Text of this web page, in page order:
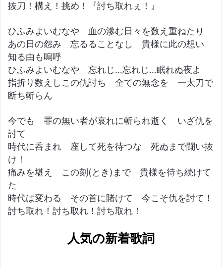
抜刀！構え！挑め！『討ち取れぇ！』
ひふみよいむなや 血の滲む日々を数え重ねたり
あの日の怨み 忘るることなし 貴様に此の想い
知る由も嗚呼
ひふみよいむなや 忘れじ…忘れじ…眠れぬ夜よ
指折り数えしこの仇討ち 全ての無念を 一太刀で
断ち斬らん
今でも 罪の無い者が哀れに斬られ逝く いざ仇を
討て
時代に呑まれ 座して死を待つな 死ぬまで闘い抜
け！
痛みを堪え この刻(とき)まで 貴様を待ち続けて
た
時代は変わる その首に賭けて 今こそ仇を討て！
討ち取れ！討ち取れ！討ち取れ！
人気の新着歌詞